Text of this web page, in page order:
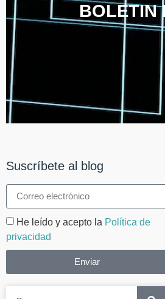
BOLETIN
Suscríbete al blog
He leído y acepto la Política de
privacidad
Enviar